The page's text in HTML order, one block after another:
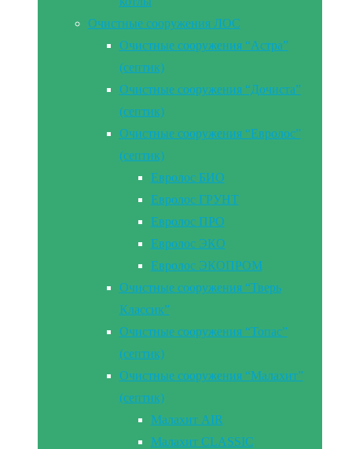
Очистные сооружения ЛОС
Очистные сооружения “Астра”
(септик)
Очистные сооружения “Дочиста”
(септик)
Очистные сооружения “Евролос”
(септик)
Евролос БИО
Евролос ГРУНТ
Евролос ПРО
Евролос ЭКО
Евролос ЭКОПРОМ
Очистные сооружения “Тверь
Классик”
Очистные сооружения “Топас”
(септик)
Очистные сооружения “Малахит”
(септик)
Малахит AIR
Малахит CLASSIC